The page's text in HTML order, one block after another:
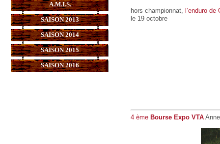
A.M.I.S.
SAISON 2013
SAISON 2014
SAISON 2015
SAISON 2016
hors championnat, l’enduro de
le 19 octobre
4 ème Bourse Expo VTA